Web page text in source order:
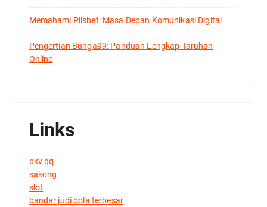
Memahami Plisbet: Masa Depan Komunikasi Digital
Pengertian Bunga99: Panduan Lengkap Taruhan
Online
Links
pkv qq
sakong
slot
bandar judi bola terbesar